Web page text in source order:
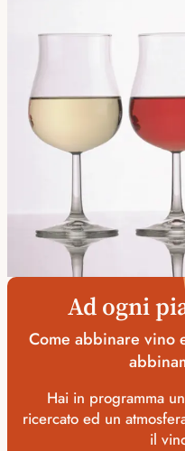
Ad ogni
Come abbinare vino
Hai in programma
ricercato ed un
il